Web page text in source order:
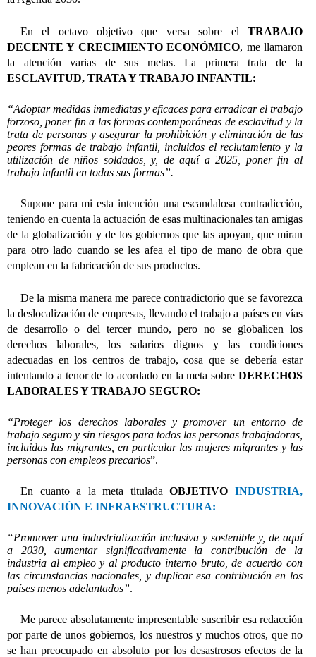
En el octavo objetivo que versa sobre elTRABAJO
DECENTE Y CRECIMIENTO ECONÓMICO, me llamaron
la atención varias de sus metas. La primera trata de la
ESCLAVITUD, TRATA Y TRABAJO INFANTIL:
“Adoptar medidas inmediatas y eficaces para erradicar el trabajo
forzoso, poner fin a las formas contemporáneas de esclavitud y la
trata de personas y asegurar la prohibición y eliminación de las
peores formas de trabajo infantil, incluidos el reclutamiento y la
utilización de niños soldados, y, de aquí a 2025, poner fin al
trabajo infantil en todas sus formas”.
Supone para mi esta intención una escandalosa contradicción,
teniendo en cuenta la actuación de esas multinacionales tan amigas
de la globalización y de los gobiernos que las apoyan, que miran
para otro lado cuando se les afea el tipo de mano de obra que
emplean en la fabricación de sus productos.
De la misma manera me parece contradictorioque se favorezca
la deslocalización de empresas, llevando el trabajo a países en vías
de desarrollo o del tercer mundo, pero no se globalicen los
derechos laborales, los salarios dignos y las condiciones
adecuadas en los centros de trabajo, cosa que se debería estar
intentando a tenor de lo acordado en la meta sobreDERECHOS
LABORALES Y TRABAJO SEGURO:
“Proteger los derechos laborales y promover un entorno de
trabajo seguro y sin riesgos para todos las personas trabajadoras,
incluidas las migrantes, en particular las mujeres migrantes y las
personas con empleos precarios”.
En cuanto a la meta tituladaOBJETIVO INDUSTRIA,
INNOVACIÓN E INFRAESTRUCTURA:
“Promover una industrialización inclusiva y sostenible y, de aquí
a 2030, aumentar significativamente la contribución de la
industria al empleo y al producto interno bruto, de acuerdo con
las circunstancias nacionales, y duplicar esa contribución en los
países menos adelantados”.
Me parece absolutamente impresentable suscribir esa redacción
por parte de unos gobiernos, los nuestros y muchos otros, que no
se han preocupado en absoluto por los desastrosos efectos de la